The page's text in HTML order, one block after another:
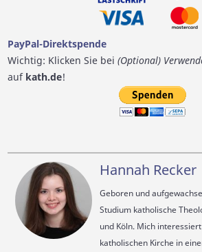
PayPal-Direktspende
Wichtig: Klicken Sie bei (Optional)
auf kath.de!
Hannah Recker
Geboren und
Studium katholische
und Köln. Mich
katholischen Kirche in